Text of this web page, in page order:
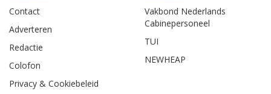
Contact
Adverteren
Redactie
Colofon
Privacy & Cookiebeleid
Vakbond Nederlands
Cabinepersoneel
TUI
NEWHEAP